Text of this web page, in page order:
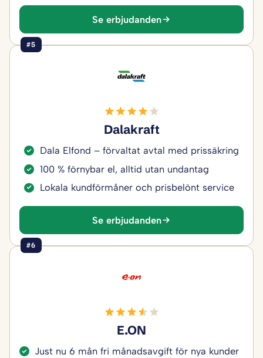
Se erbjudanden
#5
Dalakraft
Dala Elfond – förvaltat avtal med prissäkring
100 % förnybar el, alltid utan undantag
Lokala kundförmåner och prisbelönt service
Se erbjudanden
#6
E.ON
Just nu 6 mån fri månadsavgift för nya kunder